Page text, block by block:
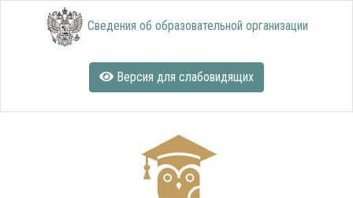
Сведения об образовательной организации
Версия для слабовидящих